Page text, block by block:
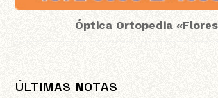
Óptica Ortopedia
ÚLTIMAS NOTAS